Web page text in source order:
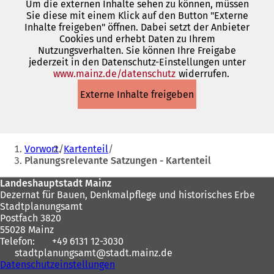
Um die externen Inhalte sehen zu können, müssen
Sie diese mit einem Klick auf den Button "Externe
Inhalte freigeben" öffnen. Dabei setzt der Anbieter
Cookies und erhebt Daten zu Ihrem
Nutzungsverhalten. Sie können Ihre Freigabe
jederzeit in den Datenschutz-Einstellungen unter
www.mainz.de/datenschutz(Öffnet
einem
neuen
widerrufen.
Externe Inhalte freigeben
Sie
befinden
sich
hier:
Vorwort Kartenteil
Planungsrelevante Satzungen - Kartenteil
Fußbereich
Landeshauptstadt Mainz
Dezernat für Bauen, Denkmalpflege und historisches Erbe
Stadtplanungsamt
Postfach 3820
55028 Mainz
Telefon:
+49 6131 12-3030
stadtplanungsamt
stadt.mainz de
Datenschutzeinstellungen